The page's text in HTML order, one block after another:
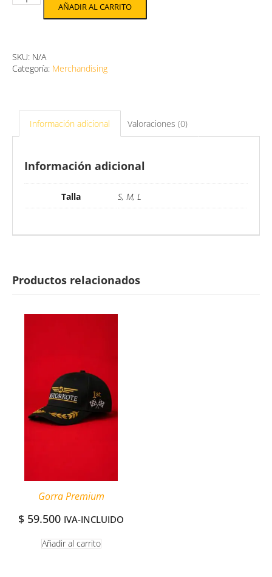
AÑADIR AL CARRITO
SKU: N/A
Categoría: Merchandising
Información adicional Valoraciones (0)
Información adicional
Talla S, M, L
Productos relacionados
Gorra Premium
$ 59.500 IVA-INCLUIDO
Añadir al carrito